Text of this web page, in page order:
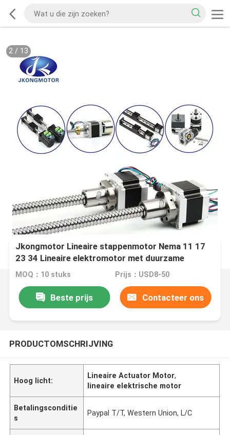
2/ 13
Jkongmotor Lineaire stappenmotor Nema 11 17
23 34 Lineaire elektromotor met duurzame
kogelschroefas
MOQ：10 stuks Prijs：USD8-50
Beste prijs Contacteer ons
PRODUCTOMSCHRIJVING
Hoog licht:
Lineaire Actuator Motor,
lineaire elektrische motor
Betalingsconditie
s
Paypal T/T, Western Union, L/C